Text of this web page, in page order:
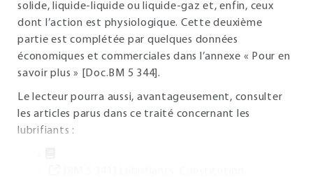
solide, liquide-liquide ou liquide-gaz et, enfin, ceux
dont l’action est physiologique. Cette deuxième
partie est complétée par quelques données
économiques et commerciales dans l’annexe « Pour en
savoir plus » [Doc.BM 5 344].
Le lecteur pourra aussi, avantageusement, consulter
les articles parus dans ce traité concernant les
lubrifiants :